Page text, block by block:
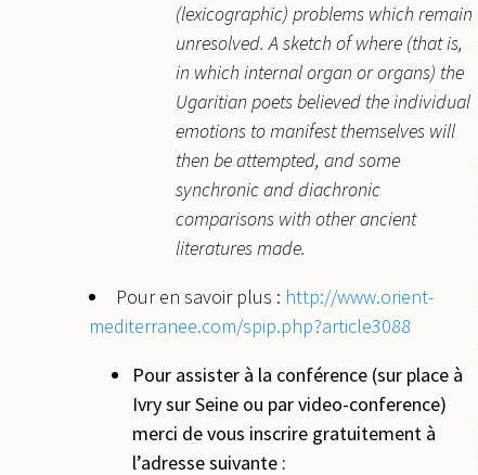
(lexicographic) problems which remain
unresolved. A sketch of where (that is,
in which internal organ or organs) the
Ugaritian poets believed the individual
emotions to manifest themselves will
then be attempted, and some
synchronic and diachronic
comparisons with other ancient
literatures made.
Pour en savoir plus : http://www.orient-
mediterranee.com/spip.php?article3088
Pour assister à la conférence (sur place à
Ivry sur Seine ou par video-conference)
merci de vous inscrire gratuitement à
l’adresse suivante :